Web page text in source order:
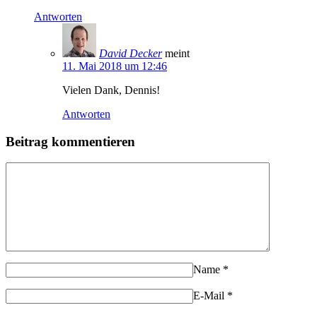
Antworten
David Decker meint
11. Mai 2018 um 12:46
Vielen Dank, Dennis!
Antworten
Beitrag kommentieren
Name *
E-Mail *